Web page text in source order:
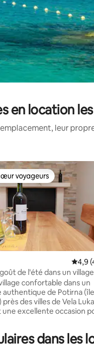
en location
leur
base de 51
voyageurs
voyageurs
4,9
de l'été dans un village
confortable dans un
authentique de Potirna (île
des villes de Vela
une excellente occasion
mais il ne faut que 5
dans les